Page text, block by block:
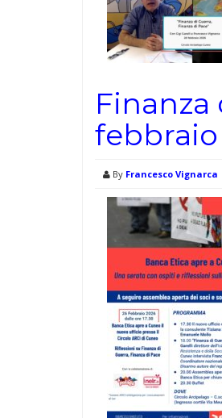
Finanza
febbraio
By Francesco Vignarca